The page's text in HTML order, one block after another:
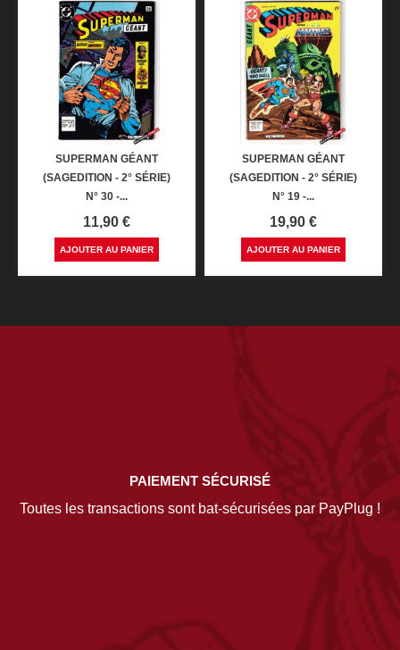
SUPERMAN GÉANT
(SAGEDITION - 2° SÉRIE)
N° 30 -...
Prix
11,90 €
AJOUTER AU PANIER
SUPERMAN GÉANT
(SAGEDITION - 2° SÉRIE)
N° 19 -...
Prix
19,90 €
AJOUTER AU PANIER
PAIEMENT SÉCURISÉ
Toutes les transactions sont bat-sécurisées par PayPlug !